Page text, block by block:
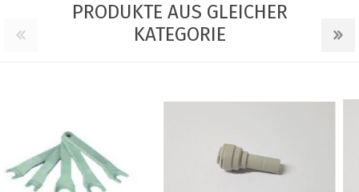
PRODUKTE AUS GLEICHER
KATEGORIE